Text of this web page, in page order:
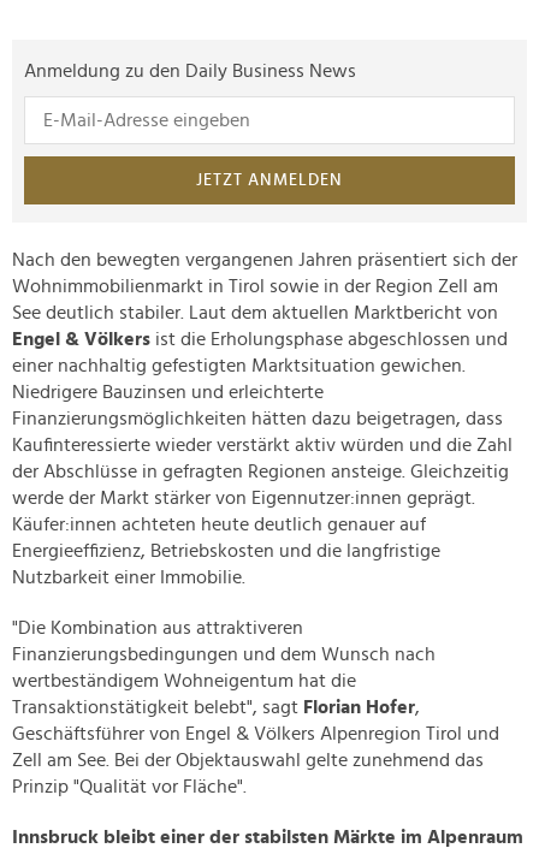
Anmeldung zu den Daily Business News
JETZT ANMELDEN
Nach den bewegten vergangenen Jahren präsentiert sich der
Wohnimmobilienmarkt in Tirol sowie in der Region Zell am
See deutlich stabiler. Laut dem aktuellen Marktbericht von
Engel & Völkers ist die Erholungsphase abgeschlossen und
einer nachhaltig gefestigten Marktsituation gewichen.
Niedrigere Bauzinsen und erleichterte
Finanzierungsmöglichkeiten hätten dazu beigetragen, dass
Kaufinteressierte wieder verstärkt aktiv würden und die Zahl
der Abschlüsse in gefragten Regionen ansteige. Gleichzeitig
werde der Markt stärker von Eigennutzer:innen geprägt.
Käufer:innen achteten heute deutlich genauer auf
Energieeffizienz, Betriebskosten und die langfristige
Nutzbarkeit einer Immobilie.
"Die Kombination aus attraktiveren
Finanzierungsbedingungen und dem Wunsch nach
wertbeständigem Wohneigentum hat die
Transaktionstätigkeit belebt", sagt Florian Hofer,
Geschäftsführer von Engel & Völkers Alpenregion Tirol und
Zell am See. Bei der Objektauswahl gelte zunehmend das
Prinzip "Qualität vor Fläche".
Innsbruck bleibt einer der stabilsten Märkte im Alpenraum